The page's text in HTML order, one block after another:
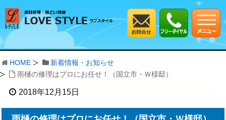
HOME
新着情報・お知らせ
雨樋の修理はプロにお任せ！（国立市・Ｗ様邸）
2018年12月15日